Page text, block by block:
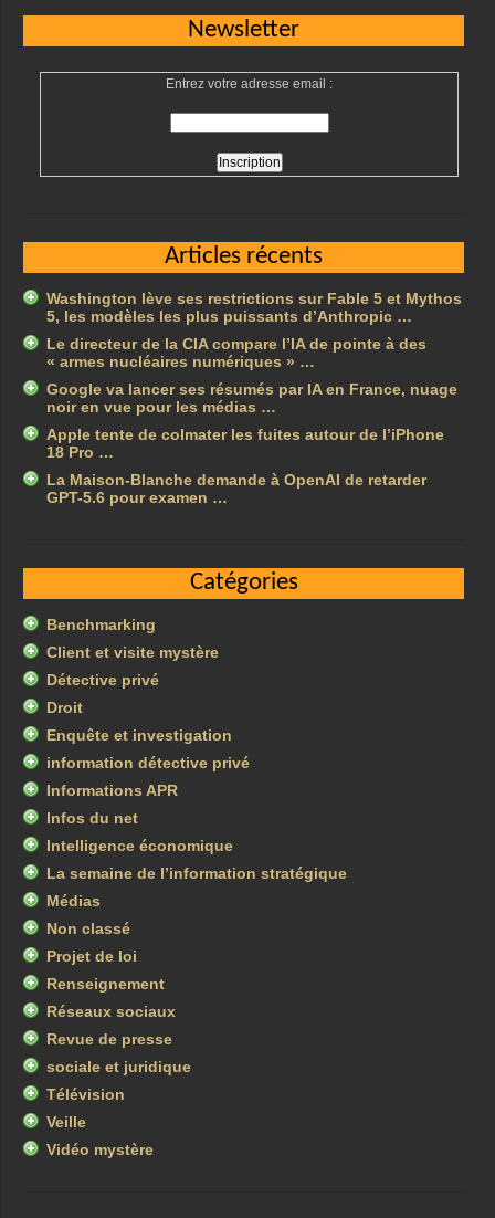
Newsletter
Entrez votre adresse email :
Articles récents
Washington lève ses restrictions sur Fable 5 et Mythos
5, les modèles les plus puissants d’Anthropic …
Le directeur de la CIA compare l’IA de pointe à des
« armes nucléaires numériques » …
Google va lancer ses résumés par IA en France, nuage
noir en vue pour les médias …
Apple tente de colmater les fuites autour de l’iPhone
18 Pro …
La Maison-Blanche demande à OpenAI de retarder
GPT-5.6 pour examen …
Catégories
Benchmarking
Client et visite mystère
Détective privé
Droit
Enquête et investigation
information détective privé
Informations APR
Infos du net
Intelligence économique
La semaine de l’information stratégique
Médias
Non classé
Projet de loi
Renseignement
Réseaux sociaux
Revue de presse
sociale et juridique
Télévision
Veille
Vidéo mystère